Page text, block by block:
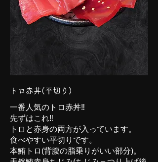
トロ赤丼(平切り)
一番人気のトロ赤丼‼
先ずはこれ‼
トロと赤身の両方が入っています。
食べやすい平切りです。
本鮪トロ(背腹の脂乗りがいい部分)。